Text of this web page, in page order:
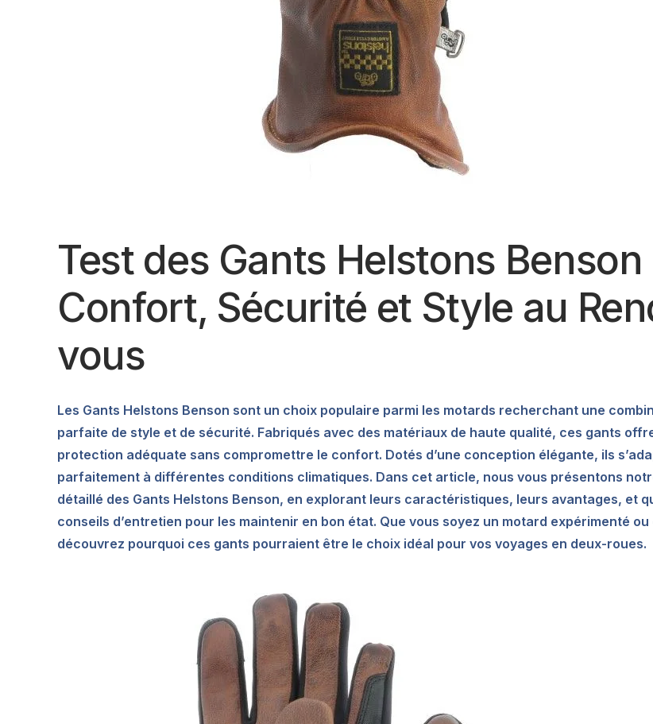
Test des Gants Helstons Benson
Confort, Sécurité et Style au
vous
Les Gants Helstons Benson sont un choix populaire parmi les motards recherchant une
parfaite de style et de sécurité. Fabriqués avec des matériaux de haute qualité, ces gants
protection adéquate sans compromettre le confort. Dotés d’une conception élégante, ils
parfaitement à différentes conditions climatiques. Dans cet article, nous vous présentons
détaillé des Gants Helstons Benson, en explorant leurs caractéristiques, leurs avantages, et
conseils d’entretien pour les maintenir en bon état. Que vous soyez un motard expérimenté
découvrez pourquoi ces gants pourraient être le choix idéal pour vos voyages en deux-roues.